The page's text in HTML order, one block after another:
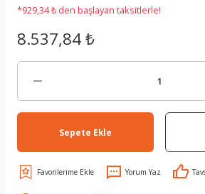
*929,34 ₺ den başlayan taksitlerle!
8.537,84 ₺
Sepete Ekle
Yorum Yaz